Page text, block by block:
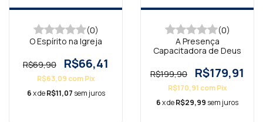
(0)
O Espírito na Igreja
R$69,90 R$66,41
R$63,09 com Pix
6x deR$11,07 sem juros
(0)
A Presença
Capacitadora de Deus
R$199,90 R$179,91
R$170,91 com Pix
6x deR$29,99 sem juros